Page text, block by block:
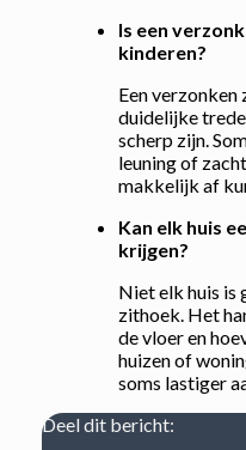
Is een
kinderen?
Een
duidelijke
scherp zijn.
leuning of
makkelijk af
Kan elk huis
krijgen?
Niet elk huis is
zithoek. Het
de vloer en
huizen of
soms lastiger
Deel dit bericht: